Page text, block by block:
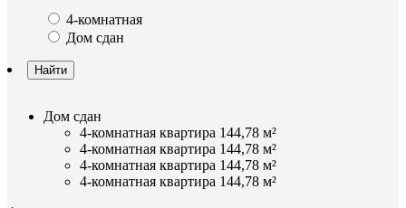
4-комнатная
Дом сдан
Найти
Дом сдан
4-комнатная квартира 144,78 м²
4-комнатная квартира 144,78 м²
4-комнатная квартира 144,78 м²
4-комнатная квартира 144,78 м²